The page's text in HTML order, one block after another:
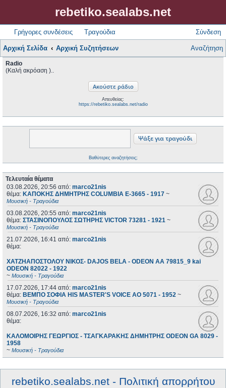
rebetiko.sealabs.net
Γρήγορες συνδέσεις Τραγούδια Σύνδεση
Αρχική Σελίδα Αρχική Συζητήσεων Αναζήτηση
Radio
(Καλή ακρόαση )..
Απευθείας:
https://rebetiko.sealabs.net/radio
Βαθύτερες αναζητήσεις;
Τελευταία θέματα
03.08.2026, 20:56 από: marco21nis
θέμα: ΚΑΠΟΚΗΣ ΔΗΜΗΤΡΗΣ COLUMBIA E-3665 - 1917 ~
Μουσική - Τραγούδια
03.08.2026, 20:55 από: marco21nis
θέμα: ΣΤΑΣΙΝΟΠΟΥΛΟΣ ΣΩΤΗΡΗΣ VICTOR 73281 - 1921 ~
Μουσική - Τραγούδια
21.07.2026, 16:41 από: marco21nis
θέμα:
ΧΑΤΖΗΑΠΟΣΤΟΛΟΥ ΝΙΚΟΣ- DAJOS BELA - ODEON AA 79815_9 kai
ODEON 82022 - 1922
~ Μουσική - Τραγούδια
17.07.2026, 17:44 από: marco21nis
θέμα: ΒΕΜΠΟ ΣΟΦΙΑ HIS MASTER'S VOICE AO 5071 - 1952 ~
Μουσική - Τραγούδια
08.07.2026, 16:32 από: marco21nis
θέμα:
ΚΑΛΟΜΟΙΡΗΣ ΓΕΩΡΓΙΟΣ - ΤΣΑΓΚΑΡΑΚΗΣ ΔΗΜΗΤΡΗΣ ODEON GA 8029 -
1958
~ Μουσική - Τραγούδια
rebetiko.sealabs.net - Πολιτική απορρήτου